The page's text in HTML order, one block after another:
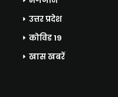
उत्तर प्रदेश
कोविड 19
खास खबरें